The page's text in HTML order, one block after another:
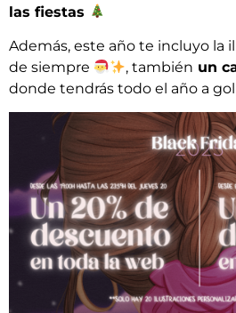
las fiestas
Además, este año te incluyo la
de siempre
, también un
donde tendrás todo el año a